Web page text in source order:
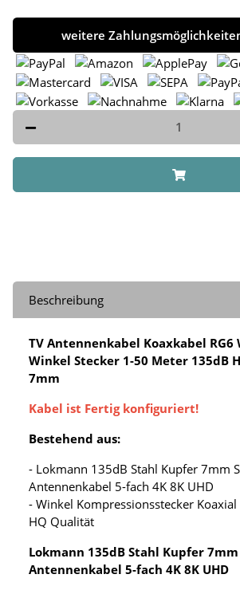
weitere
Beschreibung
TV Antennenkabel Koaxkabel RG6
Winkel Stecker 1-50 Meter 135dB
7mm
Kabel ist Fertig konfiguriert!
Bestehend aus:
- Lokmann 135dB Stahl Kupfer 7mm
Antennenkabel 5-fach 4K 8K UHD
- Winkel Kompressionsstecker
HQ Qualität
Lokmann 135dB Stahl Kupfer 7mm
Antennenkabel 5-fach 4K 8K UHD